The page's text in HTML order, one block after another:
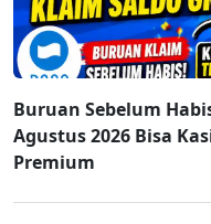
Buruan Sebelum
Agustus 2026 Bisa
Premium